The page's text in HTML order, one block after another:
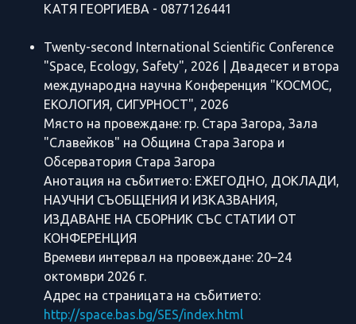
КАТЯ ГЕОРГИЕВА - 0877126441
Twenty-second International Scientific Conference
"Space, Ecology, Safety", 2026 | Двадесет и втора
международна научна Конференция "КОСМОС,
ЕКОЛОГИЯ, СИГУРНОСТ", 2026
Място на провеждане: гр. Стара Загора, Зала
"Славейков" на Община Стара Загора и
Обсерватория Стара Загора
Анотация на събитието: ЕЖЕГОДНО, ДОКЛАДИ,
НАУЧНИ СЪОБЩЕНИЯ И ИЗКАЗВАНИЯ,
ИЗДАВАНЕ НА СБОРНИК СЪС СТАТИИ ОТ
КОНФЕРЕНЦИЯ
Времеви интервал на провеждане: 20–24
октомври 2026 г.
Адрес на страницата на събитието:
http://space.bas.bg/SES/index.html